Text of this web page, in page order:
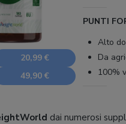
20,99 €
49,90 €
PUNTI
Alto
Da
100%
dai numerosi